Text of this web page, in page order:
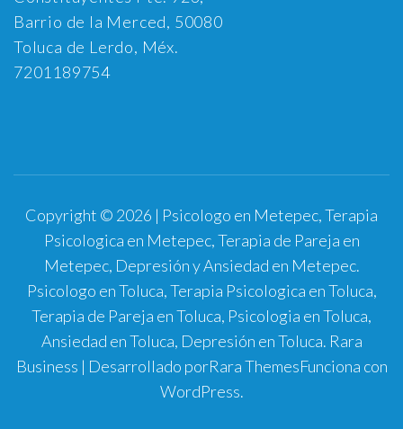
Barrio de la Merced, 50080
Toluca de Lerdo, Méx.
7201189754
Copyright © 2026 | Psicologo en Metepec, Terapia
Psicologica en Metepec, Terapia de Pareja en
Metepec, Depresión y Ansiedad en Metepec.
Psicologo en Toluca, Terapia Psicologica en Toluca,
Terapia de Pareja en Toluca, Psicologia en Toluca,
Ansiedad en Toluca, Depresión en Toluca. Rara
Business | Desarrollado porRara ThemesFunciona con
WordPress.